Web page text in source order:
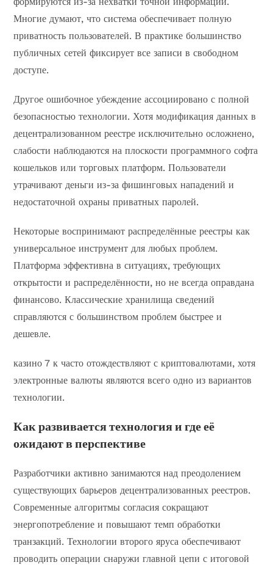
Многие думают, что система обеспечивает полную
приватность пользователей. В практике большинство
публичных сетей фиксирует все записи в свободном
доступе.
Другое ошибочное убеждение ассоциировано с полной
безопасностью технологии. Хотя модификация данных в
децентрализованном реестре исключительно осложнено,
слабости наблюдаются на плоскости программного софта
кошельков или торговых платформ. Пользователи
утрачивают деньги из-за фишинговых нападений и
недостаточной охраны приватных паролей.
Некоторые воспринимают распределённые реестры как
универсальное инструмент для любых проблем.
Платформа эффективна в ситуациях, требующих
открытости и распределённости, но не всегда оправдана
финансово. Классические хранилища сведений
справляются с большинством проблем быстрее и
дешевле.
казино 7 к часто отождествляют с криптовалютами, хотя
электронные валюты являются всего одно из вариантов
технологии.
Как развивается технология и где её
ожидают в перспективе
Разработчики активно занимаются над преодолением
существующих барьеров децентрализованных реестров.
Современные алгоритмы согласия сокращают
энергопотребление и повышают темп обработки
транзакций. Технологии второго яруса обеспечивают
проводить операции снаружи главной цепи с итоговой